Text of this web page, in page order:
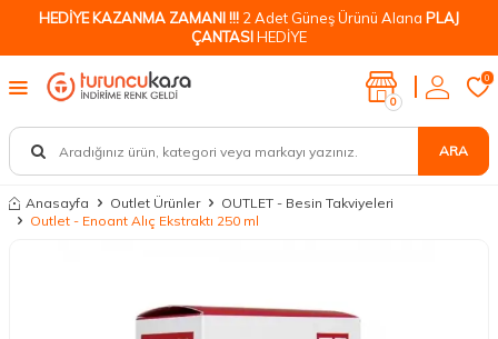
HEDİYE KAZANMA ZAMANI !!! 2 Adet Güneş Ürünü Alana PLAJ
ÇANTASIHEDİYE
ARA
0
0
Anasayfa Outlet Ürünler
OUTLET - Besin Takviyeleri
Outlet - Enoant Alıç Ekstraktı 250 ml